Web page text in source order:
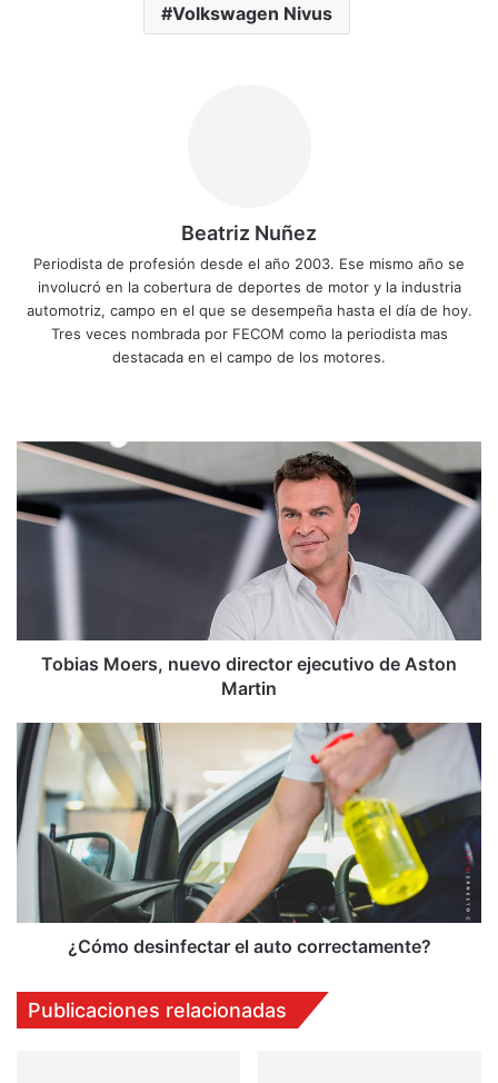
Volkswagen Nivus
Beatriz Nuñez
Periodista de profesión desde el año 2003. Ese mismo año se
involucró en la cobertura de deportes de motor y la industria
automotriz, campo en el que se desempeña hasta el día de hoy.
Tres veces nombrada por FECOM como la periodista mas
destacada en el campo de los motores.
Tobias
nuevo
director
Tobias Moers, nuevo director ejecutivo de Aston
Martin
¿Cómo
desinfectar
auto
correctamente?
¿Cómo desinfectar el auto correctamente?
Publicaciones relacionadas